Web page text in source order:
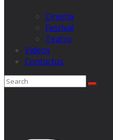
Cinema
Festival
Teatro
Videos
Contactos